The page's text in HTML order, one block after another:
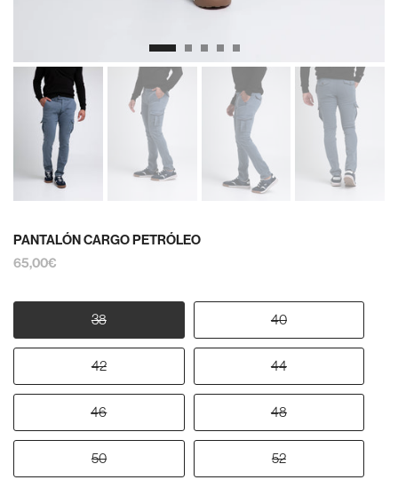
PANTALÓN CARGO PETRÓLEO
65,00€
38 40
42 44
46 48
50 52